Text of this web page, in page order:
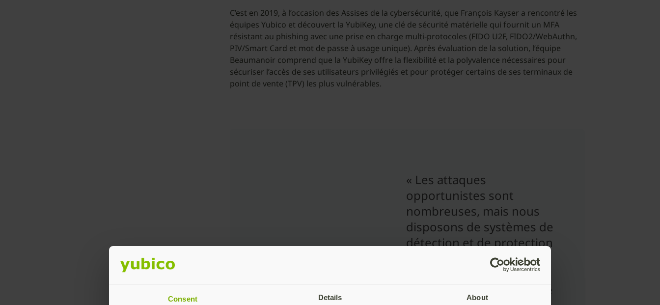
Consent Details About
C’est en 2019, à l’occasion des Assises de la cybersécurité, que François Kayser a rencontré les
équipes Yubico et découvert la YubiKey, une clé de sécurité matérielle qui fournit un MFA
résistant au phishing avec une prise en charge multi-protocoles (FIDO U2F, FIDO2/WebAuthn,
PIV/Smart Card et mot de passe à usage unique). Après évaluation de la solution, l’équipe
Beaumanoir comprend que la YubiKey offre la flexibilité et la polyvalence nécessaires pour
sécuriser l’accès de ses utilisateurs privilégiés et pour protéger certains de ses terminaux de
point de vente (TPV) les plus vulnérables.
« Les attaques
opportunistes sont
nombreuses, mais nous
disposons de systèmes de
détection et de protection
contre celles-ci. Pour les
attaques plus ciblées, en
revanche, il est nécessaire